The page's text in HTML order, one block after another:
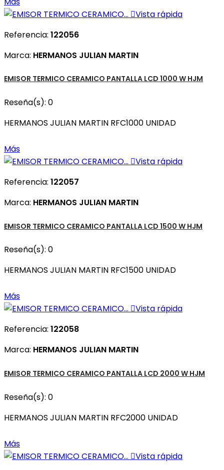
Vista rápida
Referencia: 122056
Marca: HERMANOS JULIAN MARTIN
EMISOR TERMICO CERAMICO PANTALLA LCD 1000 W HJM
Reseña(s): 0
HERMANOS JULIAN MARTIN RFC1000 UNIDAD
Más
Vista rápida
Referencia: 122057
Marca: HERMANOS JULIAN MARTIN
EMISOR TERMICO CERAMICO PANTALLA LCD 1500 W HJM
Reseña(s): 0
HERMANOS JULIAN MARTIN RFC1500 UNIDAD
Más
Vista rápida
Referencia: 122058
Marca: HERMANOS JULIAN MARTIN
EMISOR TERMICO CERAMICO PANTALLA LCD 2000 W HJM
Reseña(s): 0
HERMANOS JULIAN MARTIN RFC2000 UNIDAD
Más
Vista rápida